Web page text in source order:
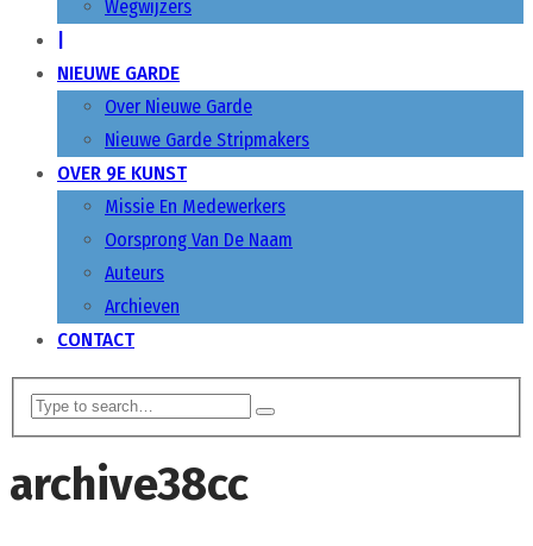
Wegwijzers
NIEUWE GARDE
Over Nieuwe Garde
Nieuwe Garde Stripmakers
OVER 9E KUNST
Missie En Medewerkers
Oorsprong Van De Naam
Auteurs
Archieven
CONTACT
archive38cc